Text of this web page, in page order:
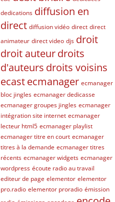
dedications diffusion en
direct diffusion vidéo direct direct
animateur direct video djs droit
droit auteurdroits
d'auteurs droits voisins
ecastecmanager ecmanager
bloc jingles ecmanager dedicasse
ecmanager groupes jingles ecmanager
intégration site internet ecmanager
lecteur html5 ecmanager playlist
ecmanager titre en court ecmanager
titres à la demande ecmanager titres
récents ecmanager widgets ecmanager
wordpress écoute radio au travail
editeur de page elementor elementor
pro.radio elementor proradio émission